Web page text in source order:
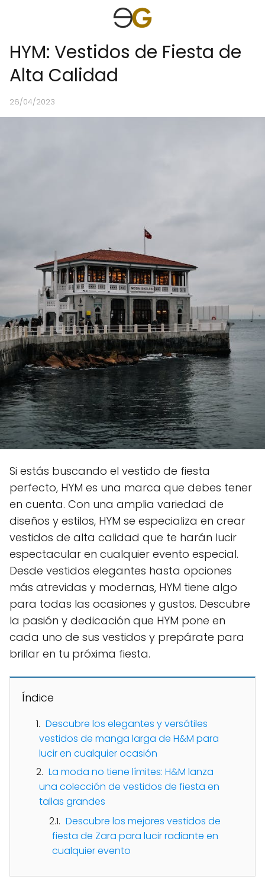
HYM: Vestidos de Fiesta de
Alta Calidad
26/04/2023
Si estás buscando el vestido de fiesta
perfecto, HYM es una marca que debes tener
en cuenta. Con una amplia variedad de
diseños y estilos, HYM se especializa en crear
vestidos de alta calidad que te harán lucir
espectacular en cualquier evento especial.
Desde vestidos elegantes hasta opciones
más atrevidas y modernas, HYM tiene algo
para todas las ocasiones y gustos. Descubre
la pasión y dedicación que HYM pone en
cada uno de sus vestidos y prepárate para
brillar en tu próxima fiesta.
Índice
Descubre los elegantes y versátiles
vestidos de manga larga de H&M para
lucir en cualquier ocasión
La moda no tiene límites: H&M lanza
una colección de vestidos de fiesta en
tallas grandes
Descubre los mejores vestidos de
fiesta de Zara para lucir radiante en
cualquier evento